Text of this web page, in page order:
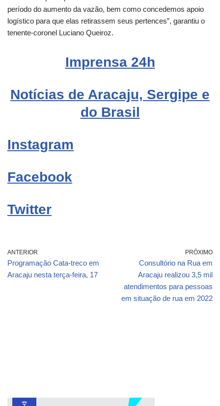
período do aumento da vazão, bem como concedemos apoio
logístico para que elas retirassem seus pertences”, garantiu o
tenente-coronel Luciano Queiroz.
Imprensa24h
Notícias de Aracaju, Sergipe e
do Brasil
Instagram
Facebook
Twitter
ANTERIOR
Programação Cata-treco em
Aracaju nesta terça-feira, 17
PRÓXIMO
Consultório na Rua em
Aracaju realizou 3,5 mil
atendimentos para pessoas
em situação de rua em 2022